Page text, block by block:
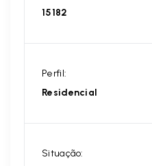
15182
Perfil:
Residencial
Situação: